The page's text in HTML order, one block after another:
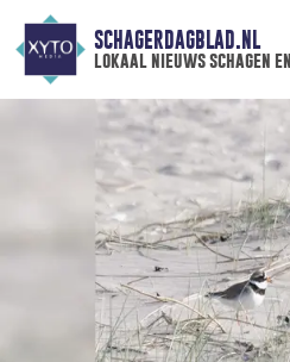
SCHAGERDAGBLAD.NL
lokaal nieuws schagen